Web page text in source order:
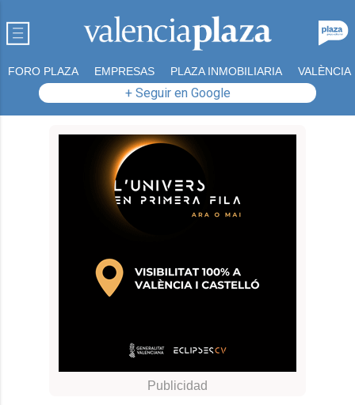
FORO PLAZA EMPRESAS PLAZA INMOBILIARIA VALÈNCIA
+ Seguir en Google